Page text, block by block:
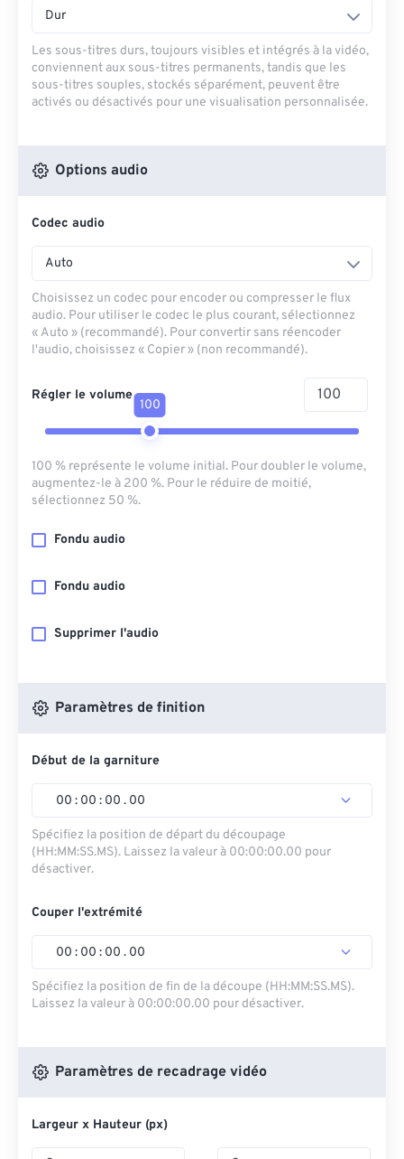
Dur
Les sous-titres durs, toujours visibles et intégrés à la vidéo,
conviennent aux sous-titres permanents, tandis que les
sous-titres souples, stockés séparément, peuvent être
activés ou désactivés pour une visualisation personnalisée.
Options audio
Codec audio
Auto
Choisissez un codec pour encoder ou compresser le flux
audio. Pour utiliser le codec le plus courant, sélectionnez
« Auto » (recommandé). Pour convertir sans réencoder
l'audio, choisissez « Copier » (non recommandé).
Régler le volume
100
100 % représente le volume initial. Pour doubler le volume,
augmentez-le à 200 %. Pour le réduire de moitié,
sélectionnez 50 %.
Fondu audio
Fondu audio
Supprimer l'audio
Paramètres de finition
Début de la garniture
00 : 00 : 00 . 00
Spécifiez la position de départ du découpage
(HH:MM:SS.MS). Laissez la valeur à 00:00:00.00 pour
désactiver.
Couper l'extrémité
00 : 00 : 00 . 00
Spécifiez la position de fin de la découpe (HH:MM:SS.MS).
Laissez la valeur à 00:00:00.00 pour désactiver.
Paramètres de recadrage vidéo
Largeur x Hauteur (px)